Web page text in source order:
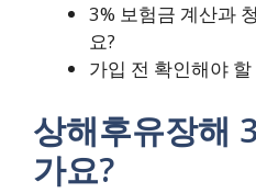
3% 보험금 계산과
요?
가입 전 확인해야
상해후유장해
가요?